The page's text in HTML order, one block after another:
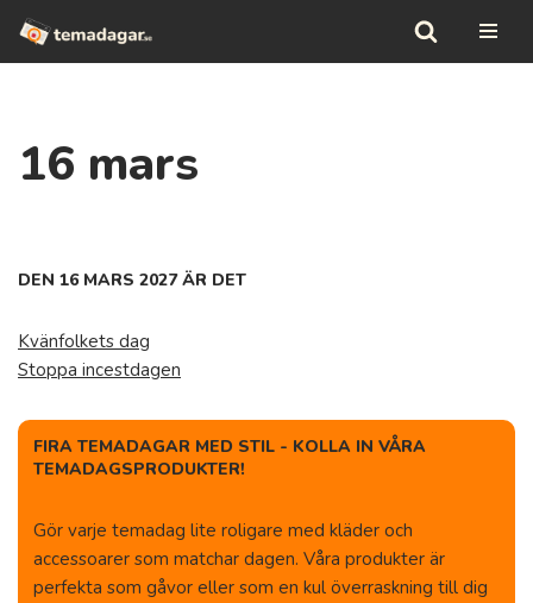
Hoppa
16 mars
DEN 16 MARS 2027 ÄR DET
Kvänfolkets dag
Stoppa incestdagen
FIRA TEMADAGAR MED STIL - KOLLA IN VÅRA
TEMADAGSPRODUKTER!
Gör varje temadag lite roligare med kläder och
accessoarer som matchar dagen. Våra produkter är
perfekta som gåvor eller som en kul överraskning till dig